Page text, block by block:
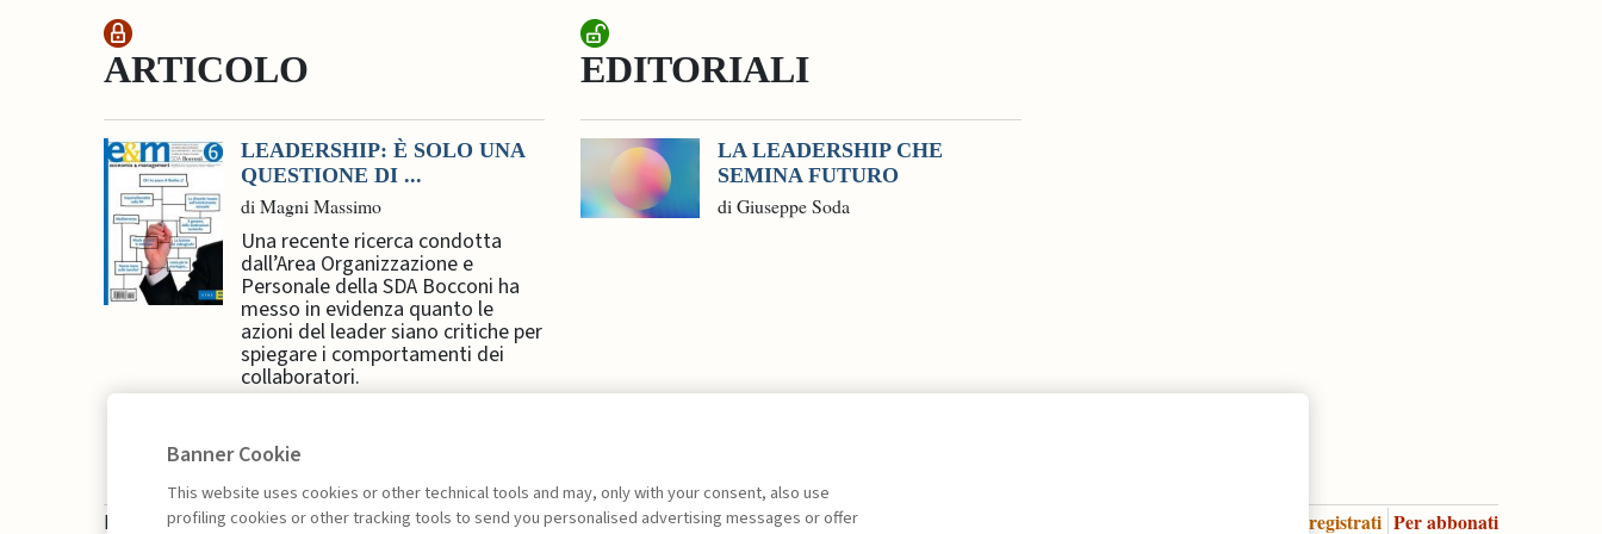
ARTICOLO
LEADERSHIP: È SOLO UNA
QUESTIONE DI ...
di Magni Massimo
Una recente ricerca condotta
dall’Area Organizzazione e
Personale della SDA Bocconi ha
messo in evidenza quanto le
azioni del leader siano critiche per
spiegare i comportamenti dei
collaboratori.
EDITORIALI
LA LEADERSHIP CHE
SEMINA FUTURO
di Giuseppe Soda
La consultazione dei libri è riservata esclusivamente agli abbonati Premium Per registrati Per abbonati
Banner Cookie
This website uses cookies or other technical tools and may, only with your consent, also use
profiling cookies or other tracking tools to send you personalised advertising messages or offer